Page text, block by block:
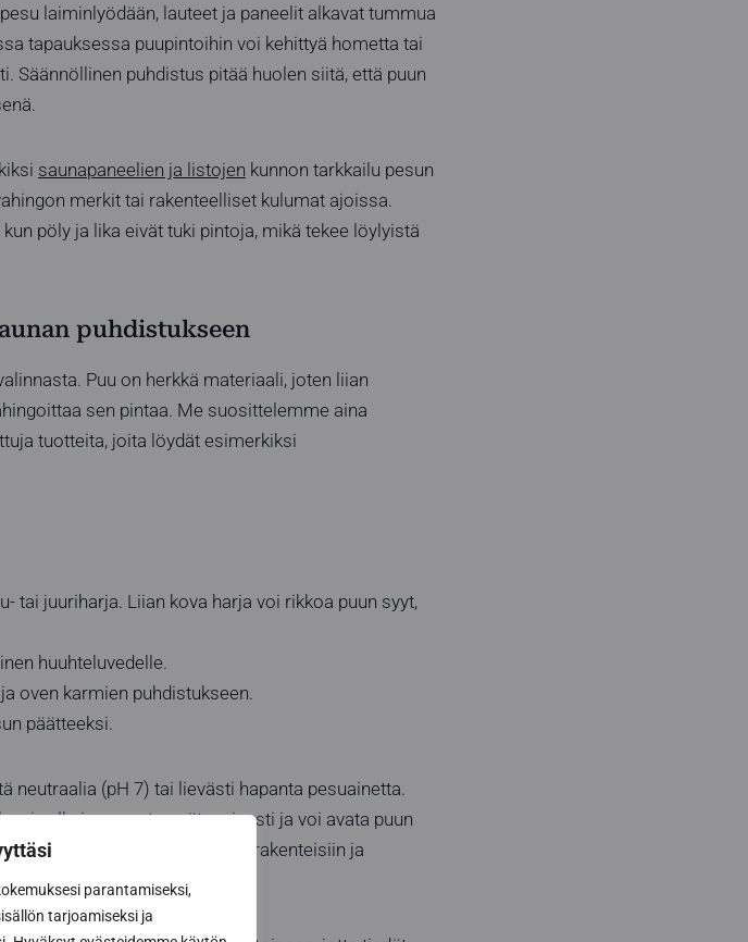
parantamiseksi,
tarjoamiseksi ja
laiminlyödään, lauteet ja paneelit alkavat tummua
tapauksessa puupintoihin voi kehittyä hometta tai
Säännöllinen puhdistus pitää huolen siitä, että puun
saunapaneelien ja listojen kunnon tarkkailu pesun
merkit tai rakenteelliset kulumat ajoissa.
pöly ja lika eivät tuki pintoja, mikä tekee löylyistä
puhdistukseen
Puu on herkkä materiaali, joten liian
sen pintaa. Me suosittelemme aina
tuotteita, joita löydät esimerkiksi
tai juuriharja. Liian kova harja voi rikkoa puun syyt,
huuhteluvedelle.
oven karmien puhdistukseen.
päätteeksi.
neutraalia (pH 7) tai lievästi hapanta pesuainetta.
valkaisee puuta epätasaisesti ja voi avata puun
haju jää helposti saunan rakenteisiin ja
mikä ei ole terveellistä.